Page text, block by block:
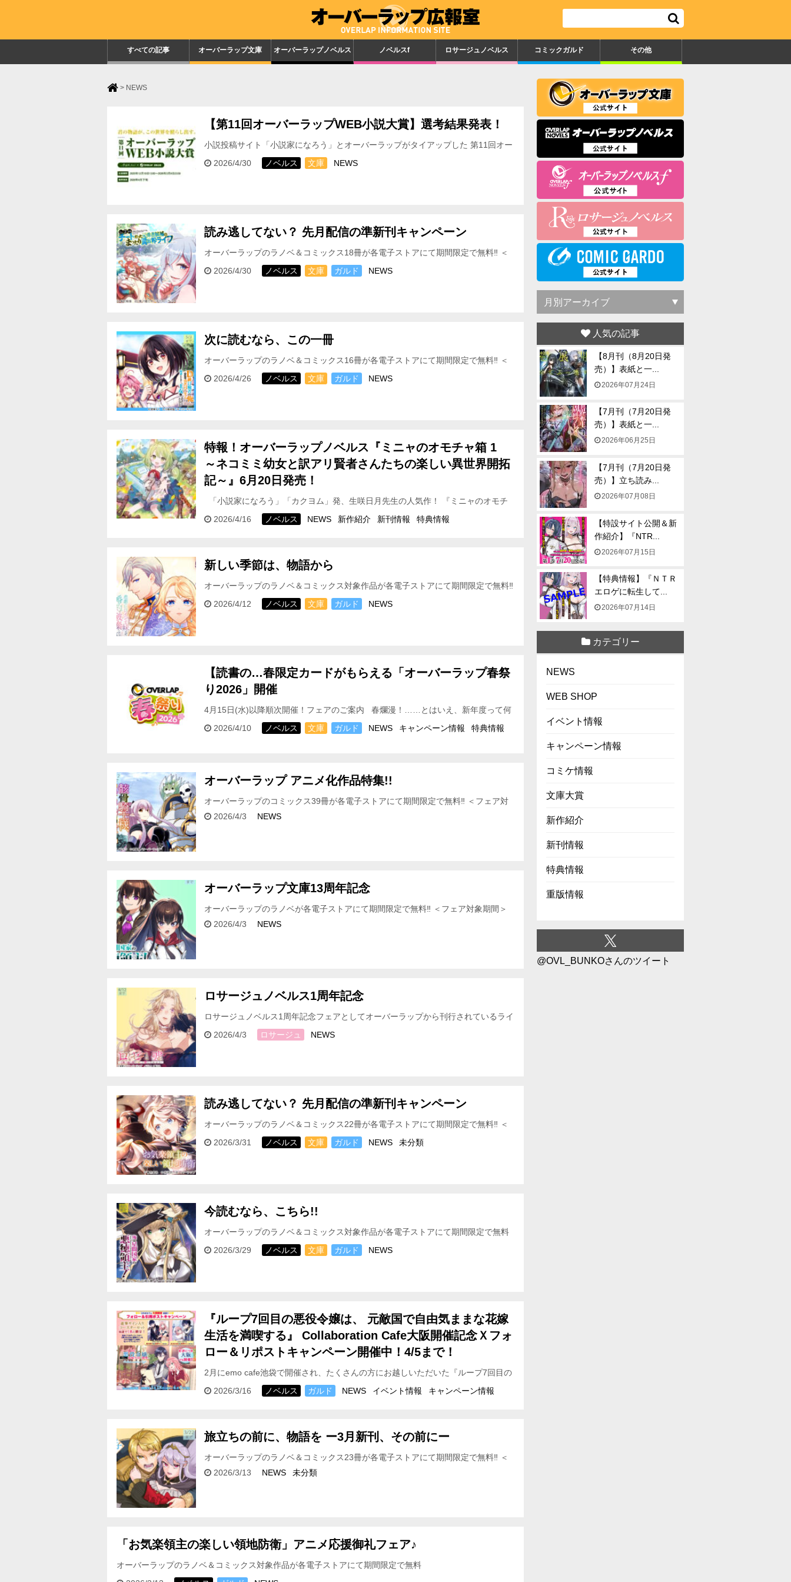
すべての記事 オーバーラップ文庫 オーバーラップノベルス ノベルスf ロサージュノベルス コミックガルド その他
> NEWS
【第11回オーバーラップWEB小説大賞】選考結果発表！
小説投稿サイト「小説家になろう」とオーバーラップがタイアップした 第11回オー
バーラップWEB小説大賞 選考結果を発表いたします！！ …
2026/4/30 ノベルス 文庫 NEWS
読み逃してない？ 先月配信の準新刊キャンペーン
オーバーラップのラノベ＆コミックス18冊が各電子ストアにて期間限定で無料‼ ＜
フェア対象期間＞ 2026年4月30日(木)～2026年5月6日(…
2026/4/30 ノベルス 文庫 ガルド NEWS
次に読むなら、この一冊
オーバーラップのラノベ＆コミックス16冊が各電子ストアにて期間限定で無料‼ ＜
フェア対象期間＞ 2026年4月26日(日)～2026年5月3日(…
2026/4/26 ノベルス 文庫 ガルド NEWS
特報！オーバーラップノベルス『ミニャのオモチャ箱 1
～ネコミミ幼女と訳アリ賢者さんたちの楽しい異世界開拓
記～』6月20日発売！
「小説家になろう」「カクヨム」発、生咲日月先生の人気作！ 『ミニャのオモチ
ャ箱 1 ～ネコミミ幼女と訳アリ賢者さんたちの楽しい異世界開…
2026/4/16 ノベルス NEWS 新作紹介 新刊情報 特典情報
新しい季節は、物語から
オーバーラップのラノベ＆コミックス対象作品が各電子ストアにて期間限定で無料‼
＜フェア対象期間＞ 2026年4月12日(日)～2026年4月19…
2026/4/12 ノベルス 文庫 ガルド NEWS
【読書の…春限定カードがもらえる「オーバーラップ春祭
り2026」開催
4月15日(水)以降順次開催！フェアのご案内 春爛漫！
……とはいえ、新年度って何
かとバタバタして疲れませんか？ オーバーラップでは…
2026/4/10 ノベルス 文庫 ガルド NEWS キャンペーン情報 特典情報
オーバーラップ アニメ化作品特集!!
オーバーラップのコミックス39冊が各電子ストアにて期間限定で無料‼ ＜フェア対
象期間＞ 2026年4月3日(金)～2026年4月12日(日) …
2026/4/3 NEWS
オーバーラップ文庫13周年記念
オーバーラップのラノベが各電子ストアにて期間限定で無料‼ ＜フェア対象期間＞
2026年4月3日(金)～2026年4月12日(日) ＜フェ…
2026/4/3 NEWS
ロサージュノベルス1周年記念
ロサージュノベルス1周年記念フェアとしてオーバーラップから刊行されているライ
トノベル対象作品が割引‼ ＜フェア対象期間＞ 2026年4月3日(金…
2026/4/3 ロサージュ NEWS
読み逃してない？ 先月配信の準新刊キャンペーン
オーバーラップのラノベ＆コミックス22冊が各電子ストアにて期間限定で無料‼ ＜
フェア対象期間＞ 2026年3月31日(火)～2026年4月6日(…
2026/3/31 ノベルス 文庫 ガルド NEWS 未分類
今読むなら、こちら!!
オーバーラップのラノベ＆コミックス対象作品が各電子ストアにて期間限定で無料
＆割引‼ ＜フェア対象期間＞ 2026年3月29日(日)～2026年4…
2026/3/29 ノベルス 文庫 ガルド NEWS
『ループ7回目の悪役令嬢は、 元敵国で自由気ままな花嫁
生活を満喫する』 Collaboration Cafe大阪開催記念Ｘフォ
ロー＆リポストキャンペーン開催中！4/5まで！
2月にemo cafe池袋で開催され、たくさんの方にお越しいただいた『ループ7回目の
悪役令嬢が、 元敵国で自由気ままな花嫁生活を満喫す…
2026/3/16 ノベルス ガルド NEWS イベント情報 キャンペーン情報
旅立ちの前に、物語を ー3月新刊、その前にー
オーバーラップのラノベ＆コミックス23冊が各電子ストアにて期間限定で無料‼ ＜
フェア対象期間＞ 2026年3月13日(金)～2026年3月22日…
2026/3/13 NEWS 未分類
「お気楽領主の楽しい領地防衛」アニメ応援御礼フェア♪
オーバーラップのラノベ＆コミックス対象作品が各電子ストアにて期間限定で無料
＆割引‼ ＜フェア対象期間＞ 2026年3月13日(金)～2026年3…
人気の記事
【8月刊（8月20日発
売）】表紙と一...
2026年07月24日
【7月刊（7月20日発
売）】表紙と一...
2026年06月25日
【7月刊（7月20日発
売）】立ち読み...
2026年07月08日
【特設サイト公開＆新
作紹介】『NTR...
2026年07月15日
【特典情報】『ＮＴＲ
エロゲに転生して...
2026年07月14日
カテゴリー
NEWS
WEB SHOP
イベント情報
キャンペーン情報
コミケ情報
文庫大賞
新作紹介
新刊情報
特典情報
重版情報
@OVL_BUNKOさんのツイート